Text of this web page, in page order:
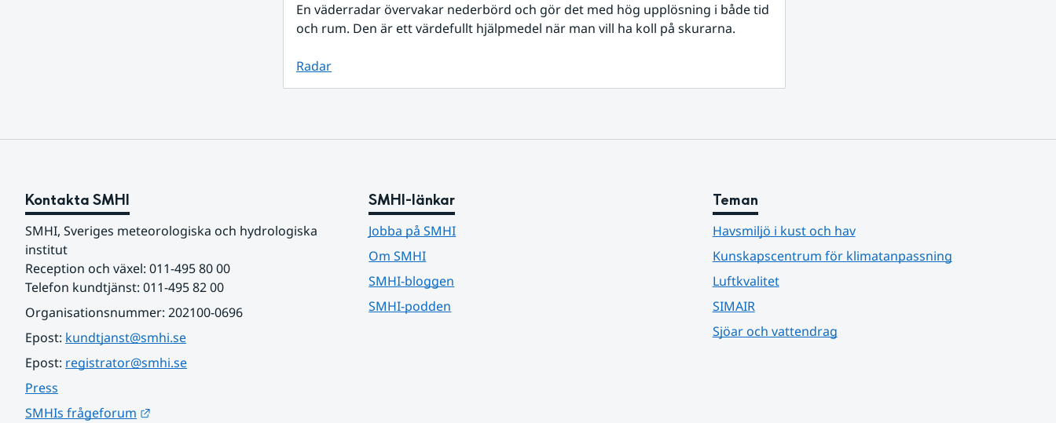
En väderradar övervakar nederbörd och gör det med hög upplösning i både tid
och rum. Den är ett värdefullt hjälpmedel när man vill ha koll på skurarna.
Radar
Kontakta SMHI
SMHI, Sveriges meteorologiska och hydrologiska
institut
Reception och växel: 011-495 80 00
Telefon kundtjänst: 011-495 82 00
Organisationsnummer: 202100-0696
Epost: kundtjanst@smhi.se
Epost: registrator@smhi.se
Press
SMHIs frågeforum
SMHI-länkar
Jobba på SMHI
Om SMHI
SMHI-bloggen
SMHI-podden
Teman
Havsmiljö i kust och hav
Kunskapscentrum för klimatanpassning
Luftkvalitet
SIMAIR
Sjöar och vattendrag